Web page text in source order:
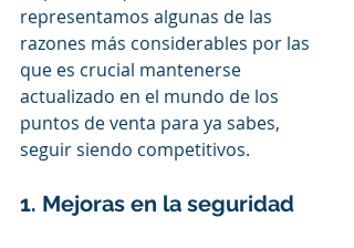
representamos algunas de las
razones más considerables por las
que es crucial mantenerse
actualizado en el mundo de los
puntos de venta para ya sabes,
seguir siendo competitivos.
1. Mejoras en la seguridad